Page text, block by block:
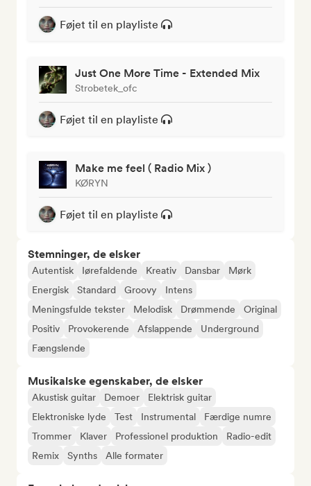
Føjet til en playliste
Just One More Time - Extended Mix
Strobetek_ofc
Føjet til en playliste
Make me feel ( Radio Mix )
KØRYN
Føjet til en playliste
Stemninger, de elsker
Autentisk Iørefaldende Kreativ Dansbar
Mørk
Energisk
Standard Groovy
Intens
Meningsfulde tekster
Melodisk Drømmende
Original
Positiv
Provokerende Afslappende
Underground
Fængslende
Musikalske egenskaber, de elsker
Akustisk guitar Demoer
Elektrisk guitar
Elektroniske lyde
Test Instrumental
Færdige numre
Trommer
Klaver Professionel produktion
Radio-edit
Remix
Synths Alle formater